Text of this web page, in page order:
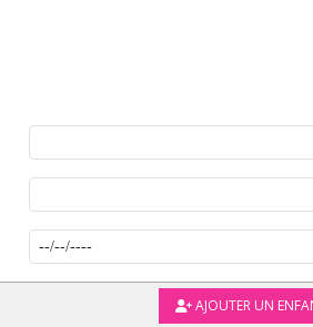
AJOUTER UN